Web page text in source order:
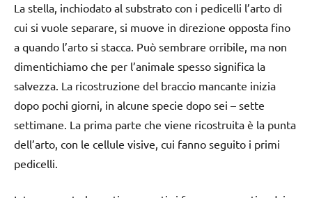
La stella, inchiodato al substrato con i pedicelli l’arto di
cui si vuole separare, si muove in direzione opposta fino
a quando l’arto si stacca. Può sembrare orribile, ma non
dimentichiamo che per l’animale spesso significa la
salvezza. La ricostruzione del braccio mancante inizia
dopo pochi giorni, in alcune specie dopo sei – sette
settimane. La prima parte che viene ricostruita è la punta
dell’arto, con le cellule visive, cui fanno seguito i primi
pedicelli.